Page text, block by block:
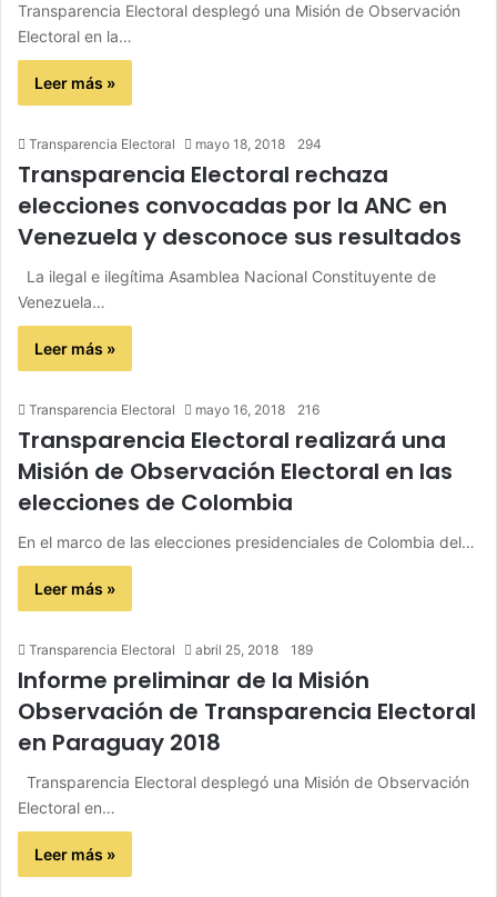
Transparencia Electoral desplegó una Misión de Observación
Electoral en la…
Leer más »
Transparencia Electoral mayo 18, 2018 294
Transparencia Electoral rechaza
elecciones convocadas por la ANC en
Venezuela y desconoce sus resultados
La ilegal e ilegítima Asamblea Nacional Constituyente de
Venezuela…
Leer más »
Transparencia Electoral mayo 16, 2018 216
Transparencia Electoral realizará una
Misión de Observación Electoral en las
elecciones de Colombia
En el marco de las elecciones presidenciales de Colombia del…
Leer más »
Transparencia Electoral abril 25, 2018 189
Informe preliminar de la Misión
Observación de Transparencia Electoral
en Paraguay 2018
Transparencia Electoral desplegó una Misión de Observación
Electoral en…
Leer más »